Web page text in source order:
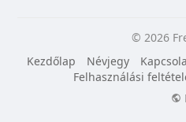
© 2026
Kezdőlap
Névjegy
Felhasználási